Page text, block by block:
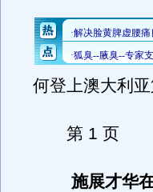
何登上澳大利
第 1 页
施展才华